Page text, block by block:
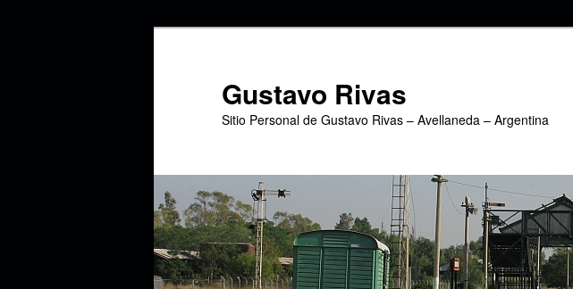
Gustavo Rivas
Sitio Personal de Gustavo Rivas – Avellaneda – Argentina